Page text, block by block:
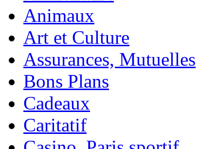
Animaux
Art et Culture
Assurances, Mutuelles
Bons Plans
Cadeaux
Caritatif